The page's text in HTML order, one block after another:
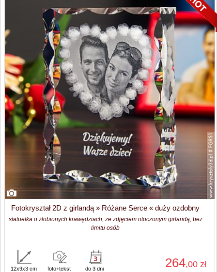
Fotokryształ 2D z girlandą » Różane Serce « duży ozdobny
statuetka o żłobionych krawędziach, ze zdjęciem otoczonym girlandą, bez
limitu osób
264,00 zł
12x9x3 cm foto+tekst do 3 dni